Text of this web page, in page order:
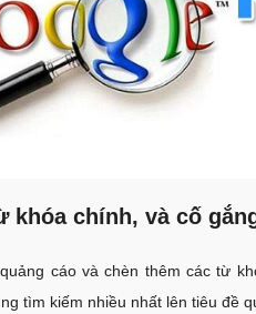
khóa chính, và cố
cáo và chèn thêm các từ
tìm kiếm nhiều nhất lên tiêu đề